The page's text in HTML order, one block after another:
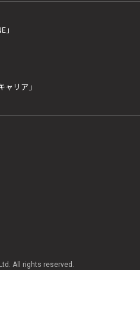
」
リア」
All rights reserved.